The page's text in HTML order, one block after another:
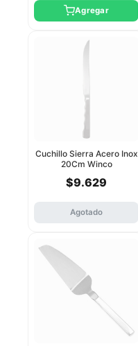
Agregar
Cuchillo Sierra Acero Inox
20Cm Winco
$9.629
Agotado